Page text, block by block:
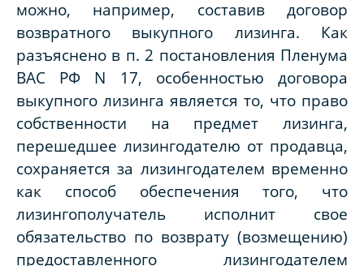
можно, например, составив договор
возвратного выкупного лизинга. Как
разъяснено в п. 2 постановления Пленума
ВАС РФ N 17, особенностью договора
выкупного лизинга является то, что право
собственности на предмет лизинга,
перешедшее лизингодателю от продавца,
сохраняется за лизингодателем временно
как способ обеспечения того, что
лизингополучатель исполнит свое
обязательство по возврату (возмещению)
предоставленного лизингодателем